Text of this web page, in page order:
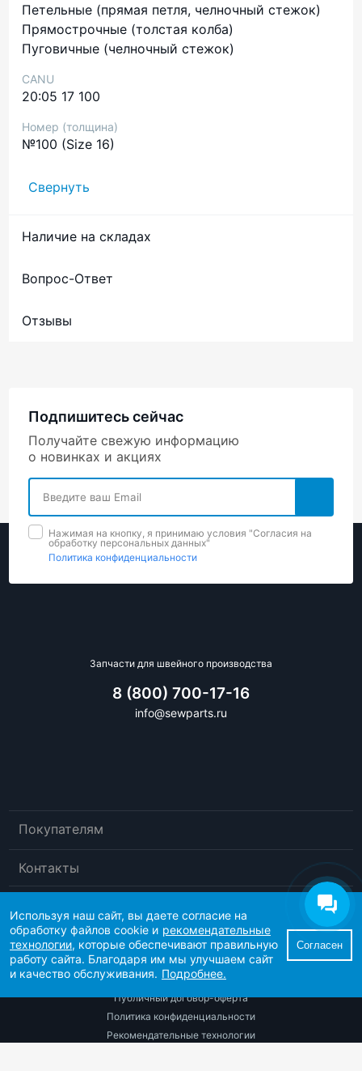
Петельные (прямая петля, челночный стежок)
Прямострочные (толстая колба)
Пуговичные (челночный стежок)
CANU
20:05 17 100
Номер (толщина)
№100 (Size 16)
Свернуть
Наличие на складах
Вопрос-Ответ
Отзывы
Подпишитесь сейчас
Получайте свежую информацию
о новинках и акциях
Нажимая на кнопку, я принимаю условия "Cогласия на
обработку персональных данных"
Политика конфиденциальности
Запчасти для швейного производства
Покупателям
Контакты
8 (800) 700-17-16
info@sewparts.ru
© 2026 «Sewparts»
Публичный договор-оферта
Политика конфиденциальности
Рекомендательные технологии
Используя наш сайт, вы даете согласие на
обработку файлов cookie и рекомендательные
технологии, которые обеспечивают правильную
работу сайта. Благодаря им мы улучшаем сайт
и качество обслуживания. Подробнее.
Согласен